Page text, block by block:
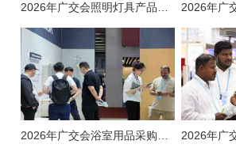
2026年广交会照明灯具产品采购商名录